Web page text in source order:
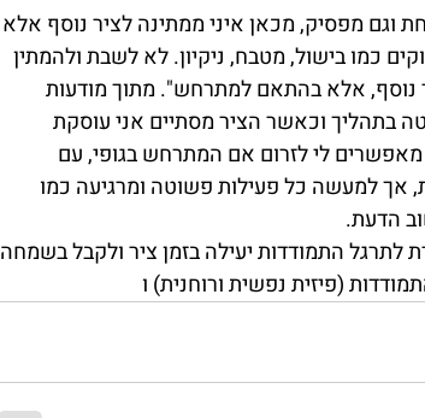
וגם מפסיק, מכאן איני ממתינה לציר נוסף אלא
כמו בישול, מטבח, ניקיון. לא לשבת ולהמתין
נוסף, אלא בהתאם למתרחש". מתוך מודעות
בתהליך וכאשר הציר מסתיים אני עוסקת
לי לזרום אם המתרחש בגופי, עם
אך למעשה כל פעילות פשוטה ומרגיעה כמו
הדעת.
התמודדות יעילה בזמן ציר ולקבל בשמחה
(פיזית נפשית ורוחנית) ו